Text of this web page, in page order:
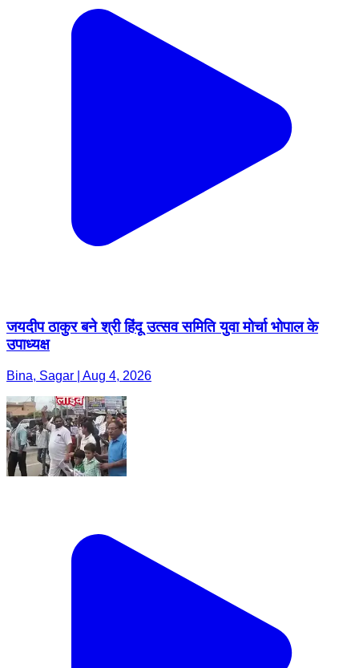
जयदीप ठाकुर बने श्री हिंदू उत्सव समिति युवा मोर्चा भोपाल के
उपाध्यक्ष
Bina, Sagar | Aug 4, 2026